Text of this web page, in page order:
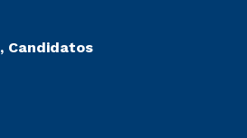
Candidatos